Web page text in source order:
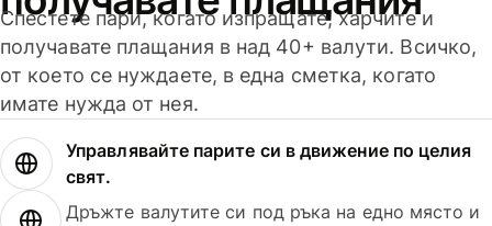
Спестете пари, когато изпращате, харчите и
получавате плащания в над 40+ валути. Всичко,
от което се нуждаете, в една сметка, когато
имате нужда от нея.
Управлявайте парите си в движение по целия
свят.
Дръжте валутите си под ръка на едно място и